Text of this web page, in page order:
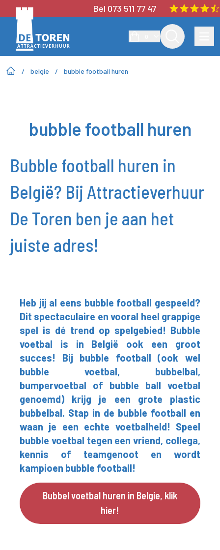
Bel 073 511 77 47
/ belgie / bubble football huren
bubble football huren
Bubble football huren in
België? Bij Attractieverhuur
De Toren ben je aan het
juiste adres!
Heb jij al eens bubble football gespeeld?
Dit spectaculaire en vooral heel grappige
spel is dé trend op spelgebied! Bubble
voetbal is in België ook een groot
succes! Bij bubble football (ook wel
bubble voetbal, bubbelbal,
bumpervoetbal of bubble ball voetbal
genoemd) krijg je een grote plastic
bubbelbal. Stap in de bubble football en
waan je een echte voetbalheld! Speel
bubble voetbal tegen een vriend, collega,
kennis of teamgenoot en wordt
kampioen bubble football!
Bubbel voetbal huren in Belgie, klik
hier!